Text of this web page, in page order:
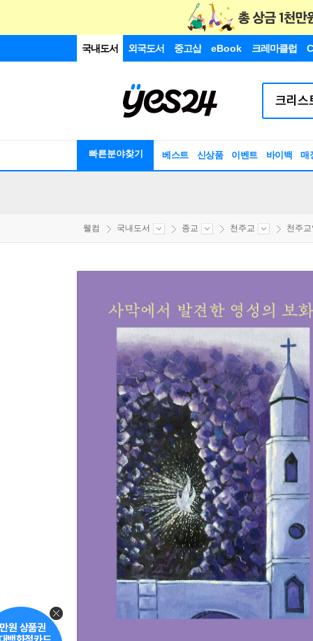
국내도서 외국도서 중고샵 eBook 크레마클럽
빠른분야찾기 베스트 신상품 이벤트 바이백 매
웰컴 국내도서 종교 천주교 천주